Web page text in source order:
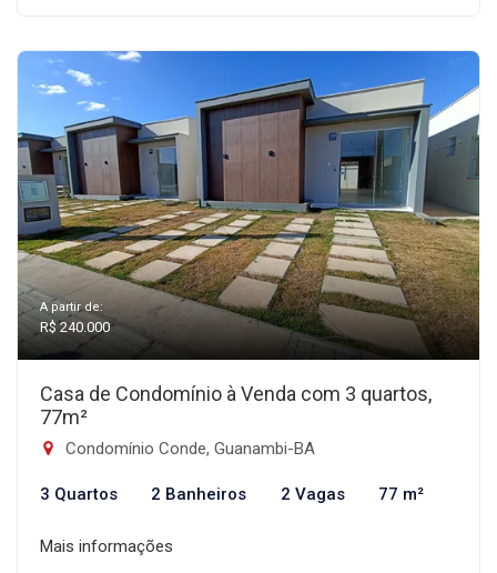
A partir de:
R$ 240.000
Casa de Condomínio à Venda com 3 quartos,
77m²
Condomínio Conde, Guanambi-BA
3 Quartos 2 Banheiros 2 Vagas 77 m²
Mais informações